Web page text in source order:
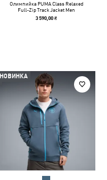
Олимпийка PUMA Class Relaxed
Full-Zip Track Jacket Men
3 590,00 ₴
НОВИНКА